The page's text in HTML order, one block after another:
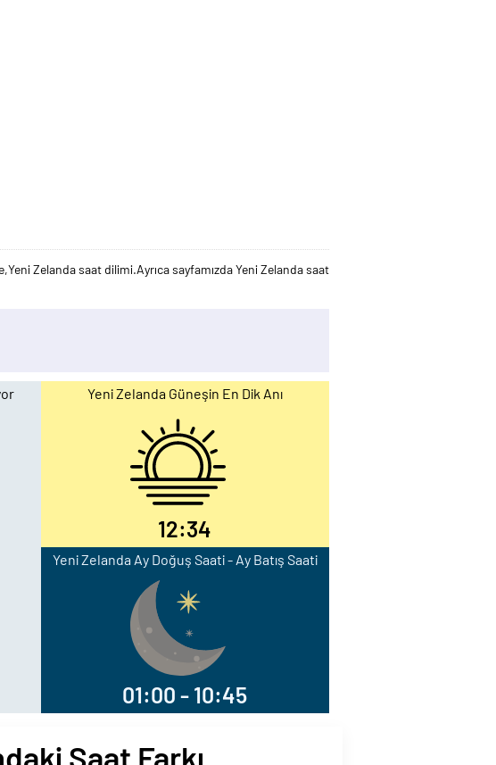
Zelanda saat dilimi.Ayrıca sayfamızda Yeni Zelanda saat
Yeni Zelanda Güneşin En Dik Anı
12:34
Yeni Zelanda Ay Doğuş Saati - Ay Batış Saati
01:00 - 10:45
Saat Farkı